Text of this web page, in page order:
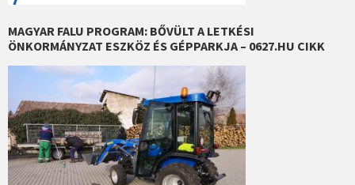
MAGYAR FALU PROGRAM: BŐVÜLT A LETKÉSI
ÖNKORMÁNYZAT ESZKÖZ ÉS GÉPPARKJA – 0627.HU CIKK